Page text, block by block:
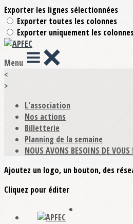
Exporter les lignes sélectionnées
Exporter toutes les colonnes
Exporter uniquement les
Menu
<
>
L'association
Nos actions
Billetterie
Planning de la semaine
NOUS AVONS BESOINS DE VOUS !
Ajoutez un logo, un bouton, des
Cliquez pour éditer